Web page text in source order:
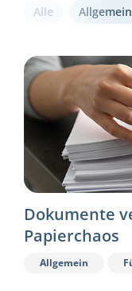
Alle Allgemein
Dokumente
Papierchaos
Allgemein